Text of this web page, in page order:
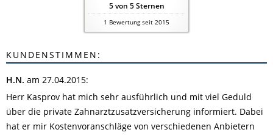
5von 5Sternen
1 Bewertung seit 2015
KUNDENSTIMMEN:
H.N. am 27.04.2015:
Herr Kasprov hat mich sehr ausführlich und mit viel Geduld
über die private Zahnarztzusatzversicherung informiert. Dabei
hat er mir Kostenvoranschläge von verschiedenen Anbietern